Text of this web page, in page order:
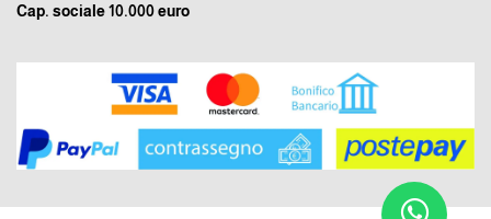
Cap. sociale 10.000 euro